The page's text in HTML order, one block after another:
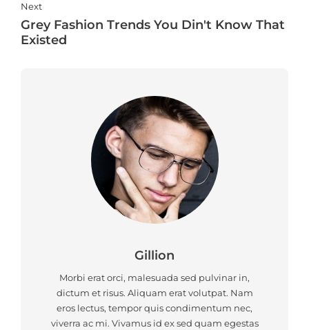
Next
Grey Fashion Trends You Din't Know That
Existed
Gillion
Morbi erat orci, malesuada sed pulvinar in,
dictum et risus. Aliquam erat volutpat. Nam
eros lectus, tempor quis condimentum nec,
viverra ac mi. Vivamus id ex sed quam egestas